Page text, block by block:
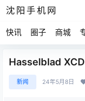
沈阳手机网
快讯 圈子 商城
Hasselblad
新闻 24年5月8日